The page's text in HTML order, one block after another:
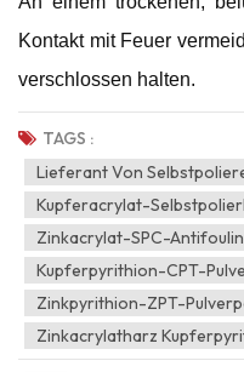
Kontakt mit Feuer
verschlossen halten.
TAGS :
Lieferant Von
Kupferacrylat-
Zinkacrylat-SPC-
Kupferpyrithion-CPT-
Zinkpyrithion-ZPT-
Zinkacrylatharz